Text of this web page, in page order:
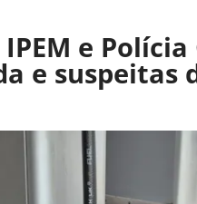
e
e suspeitas